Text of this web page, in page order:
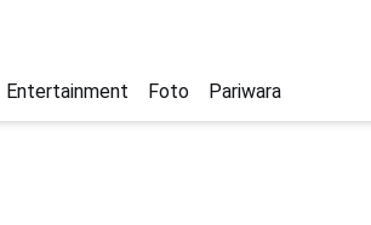
Entertainment Foto Pariwara